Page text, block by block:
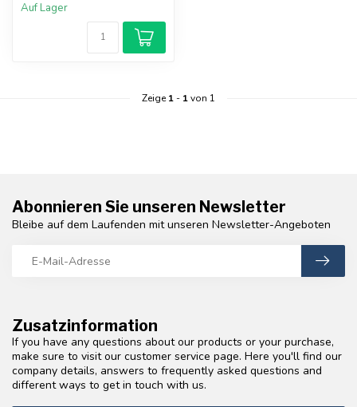
Auf Lager
Zeige1- 1von 1
Zusatzinformation
If you have any questions about our products or your purchase,
make sure to visit our customer service page. Here you'll find our
company details, answers to frequently asked questions and
different ways to get in touch with us.
Abonnieren Sie unseren Newsletter
Bleibe auf dem Laufenden mit unseren Newsletter-Angeboten